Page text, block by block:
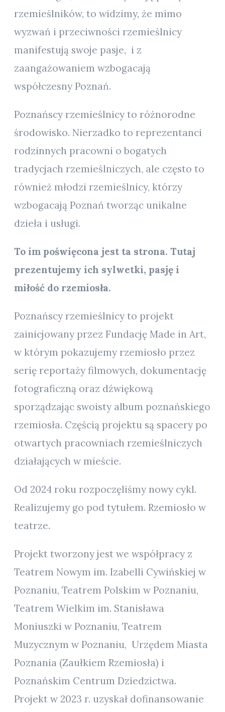
rzemieślników, to widzimy, że mimo
wyzwań i przeciwności rzemieślnicy
manifestują swoje pasje, i z
zaangażowaniem wzbogacają
współczesny Poznań.
Poznańscy rzemieślnicy to różnorodne
środowisko. Nierzadko to reprezentanci
rodzinnych pracowni o bogatych
tradycjach rzemieślniczych, ale często to
również młodzi rzemieślnicy, którzy
wzbogacają Poznań tworząc unikalne
dzieła i usługi.
To im poświęcona jest ta strona. Tutaj
prezentujemy ich sylwetki, pasję i
miłość do rzemiosła.
Poznańscy rzemieślnicy to projekt
zainicjowany przez Fundację Made in Art,
w którym pokazujemy rzemiosło przez
serię reportaży filmowych, dokumentację
fotograficzną oraz dźwiękową
sporządzając swoisty album poznańskiego
rzemiosła. Częścią projektu są spacery po
otwartych pracowniach rzemieślniczych
działających w mieście.
Od 2024 roku rozpoczęliśmy nowy cykl.
Realizujemy go pod tytułem. Rzemiosło w
teatrze.
Projekt tworzony jest we współpracy z
Teatrem Nowym im. Izabelli Cywińskiej w
Poznaniu, Teatrem Polskim w Poznaniu,
Teatrem Wielkim im. Stanisława
Moniuszki w Poznaniu, Teatrem
Muzycznym w Poznaniu, Urzędem Miasta
Poznania (Zaułkiem Rzemiosła) i
Poznańskim Centrum Dziedzictwa.
Projekt w 2023 r. uzyskał dofinansowanie